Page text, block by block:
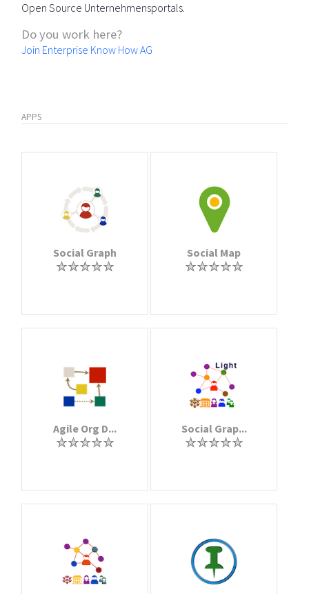
Open Source Unternehmensportals.
Do you work here?
Join Enterprise Know How AG
APPS
Social Graph Social Map
Agile Org D... Social Grap...